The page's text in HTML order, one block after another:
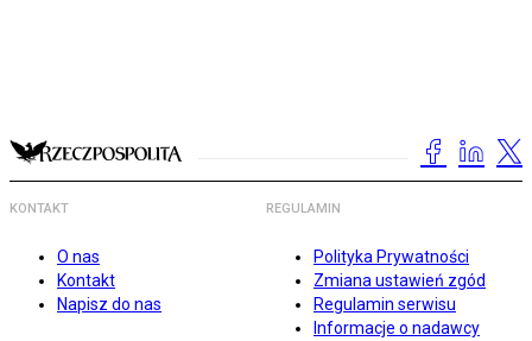
KONTAKT
O nas
Kontakt
Napisz do nas
REGULAMIN
Polityka Prywatności
Zmiana ustawień zgód
Regulamin serwisu
Informacje o nadawcy